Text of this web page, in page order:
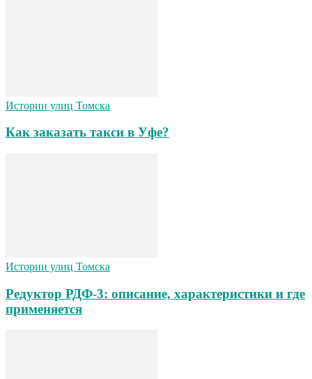
Истории улиц Томска
Как заказать такси в Уфе?
Истории улиц Томска
Редуктор РДФ-3: описание, характеристики и где
применяется